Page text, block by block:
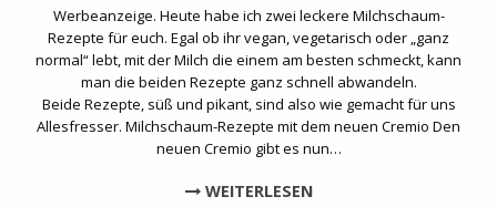
Werbeanzeige. Heute habe ich zwei leckere Milchschaum-
Rezepte für euch. Egal ob ihr vegan, vegetarisch oder „ganz
normal“ lebt, mit der Milch die einem am besten schmeckt, kann
man die beiden Rezepte ganz schnell abwandeln.
Beide Rezepte, süß und pikant, sind also wie gemacht für uns
Allesfresser. Milchschaum-Rezepte mit dem neuen Cremio Den
neuen Cremio gibt es nun…
WEITERLESEN